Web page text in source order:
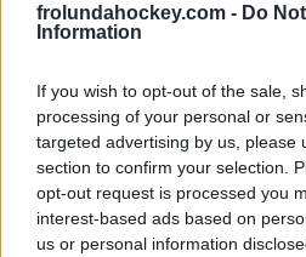
frolundahockey.com - Do
Information
If you wish to opt-out of the sale,
processing of your personal or
targeted advertising by us, please
section to confirm your selection.
opt-out request is processed you
interest-based ads based on
us or personal information